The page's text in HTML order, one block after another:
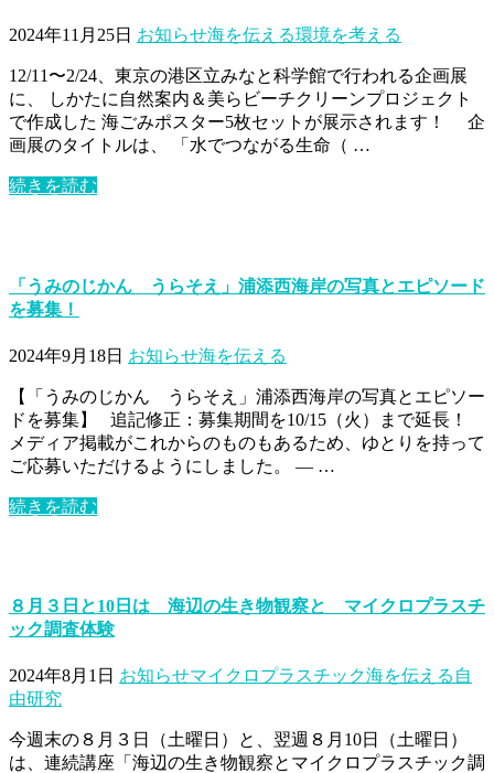
2024年11月25日 お知らせ海を伝える環境を考える
12/11〜2/24、東京の港区立みなと科学館で行われる企画展
に、 しかたに自然案内＆美らビーチクリーンプロジェクト
で作成した 海ごみポスター5枚セットが展示されます！ 企
画展のタイトルは、 「水でつながる生命（ …
続きを読む
「うみのじかん うらそえ」浦添西海岸の写真とエピソード
を募集！
2024年9月18日 お知らせ海を伝える
【「うみのじかん うらそえ」浦添西海岸の写真とエピソー
ドを募集】 追記修正：募集期間を10/15（火）まで延長！
メディア掲載がこれからのものもあるため、ゆとりを持って
ご応募いただけるようにしました。 — …
続きを読む
８月３日と10日は 海辺の生き物観察と マイクロプラスチ
ック調査体験
2024年8月1日 お知らせマイクロプラスチック海を伝える 自
由研究
今週末の８月３日（土曜日）と、翌週８月10日（土曜日）
は、連続講座「海辺の生き物観察とマイクロプラスチック調